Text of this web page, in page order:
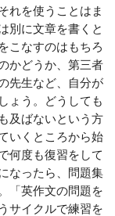
れを使うことはま
別に文章を書くと
こなすのはもちろ
かどうか、第三者
先生など、自分が
ょう。どうしても
及ばないという方
いくところから始
何度も復習をして
なったら、問題集
「英作文の問題を
サイクルで練習を